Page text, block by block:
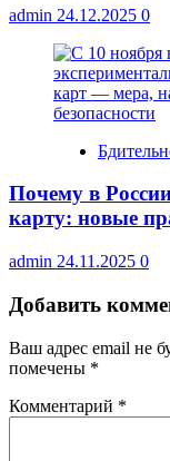
admin 24.12.2025 0
Почему в
карту: новые
admin 24.11.2025 0
Добавить
Ваш адрес email не
помечены *
Комментарий *